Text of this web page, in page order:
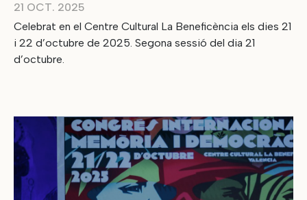
21 OCT. 2025
Celebrat en el Centre Cultural La Beneficència els dies 21
i 22 d’octubre de 2025. Segona sessió del dia 21
d’octubre.